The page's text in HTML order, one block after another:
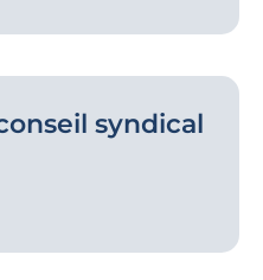
syndical